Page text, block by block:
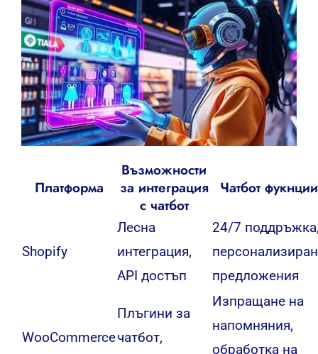
Платформа
Възможности
за интеграция
с чатбот
Чатбот фукнции
Shopify
Лесна
интеграция,
API достъп
24/7
предложения
WooCommerce
Плъгини за
чатбот,
Изпращане на
напомняния,
обработка на